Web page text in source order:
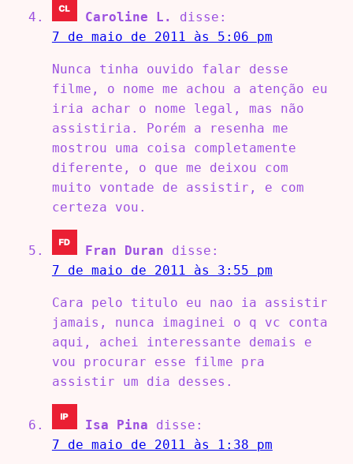
Caroline L.
disse:
7 de maio de 2011 às 5:06 pm
Nunca tinha ouvido falar desse
filme, o nome me achou a atenção eu
iria achar o nome legal, mas não
assistiria. Porém a resenha me
mostrou uma coisa completamente
diferente, o que me deixou com
muito vontade de assistir, e com
certeza vou.
Fran Duran
disse:
7 de maio de 2011 às 3:55 pm
Cara pelo titulo eu nao ia assistir
jamais, nunca imaginei o q vc conta
aqui, achei interessante demais e
vou procurar esse filme pra
assistir um dia desses.
Isa Pina
disse:
7 de maio de 2011 às 1:38 pm